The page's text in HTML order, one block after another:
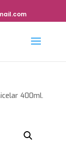
400ml.